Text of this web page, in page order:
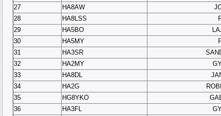
27
HA8AW
28
HA8LSS
29
HA5BO
30
HA5MY
31
HA3SR
32
HA2MY
33
HA8DL
34
HA2G
35
HG8YKO
36
HA3FL